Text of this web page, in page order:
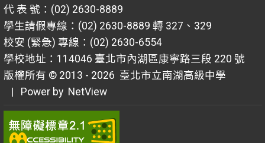
代 表 號：(02) 2630-8889
學生請假專線：(02) 2630-8889 轉 327、329
校安 (緊急) 專線：(02) 2630-6554
學校地址：114046 臺北市內湖區康寧路三段 220 號
版權所有 © 2013 - 2026 臺北市立南湖高級中學
| Power by NetView